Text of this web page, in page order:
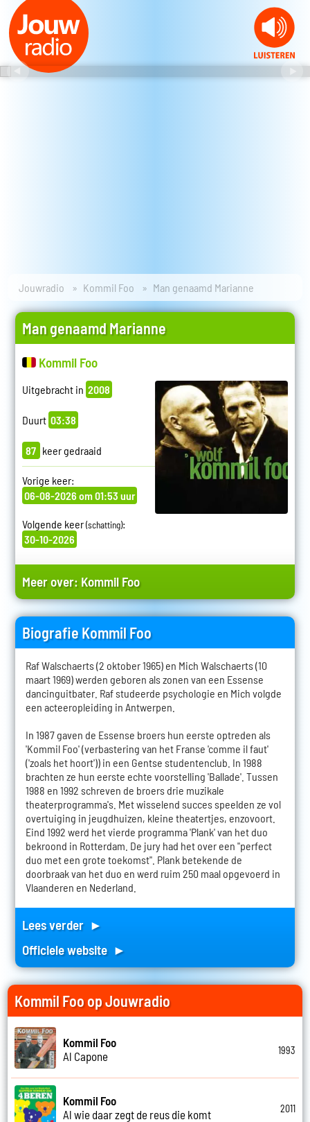
Jouwradio Kommil Foo Man genaamd Marianne
Man genaamd Marianne
Kommil Foo
Uitgebracht in 2008
Duurt 03:38
87 keer gedraaid
Vorige keer:
06-08-2026 om 01:53 uur
Volgende keer(schatting):
30-10-2026
Meer over: Kommil Foo
Biografie Kommil Foo
Raf Walschaerts (2 oktober 1965) en Mich Walschaerts (10
maart 1969) werden geboren als zonen van een Essense
dancinguitbater. Raf studeerde psychologie en Mich volgde
een acteeropleiding in Antwerpen.
In 1987 gaven de Essense broers hun eerste optreden als
'Kommil Foo' (verbastering van het Franse 'comme il faut'
('zoals het hoort')) in een Gentse studentenclub. In 1988
brachten ze hun eerste echte voorstelling 'Ballade'. Tussen
1988 en 1992 schreven de broers drie muzikale
theaterprogramma's. Met wisselend succes speelden ze vol
overtuiging in jeugdhuizen, kleine theatertjes, enzovoort.
Eind 1992 werd het vierde programma 'Plank' van het duo
bekroond in Rotterdam. De jury had het over een "perfect
duo met een grote toekomst". Plank betekende de
doorbraak van het duo en werd ruim 250 maal opgevoerd in
Vlaanderen en Nederland.
Lees verder ►
Officiele website ►
Kommil Foo op Jouwradio
Kommil Foo
Al Capone
1993
Kommil Foo
Al wie daar zegt de reus die komt
2011